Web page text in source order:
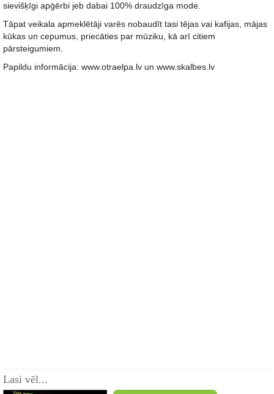
sievišķīgi apģērbi jeb dabai 100% draudzīga mode.
Tāpat veikala apmeklētāji varēs nobaudīt tasi tējas vai kafijas, mājas
kūkas un cepumus, priecāties par mūziku, kā arī citiem
pārsteigumiem.
Papildu informācija: www.otraelpa.lv un www.skalbes.lv
Lasi vēl...